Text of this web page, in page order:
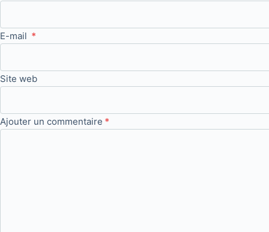
E-mail *
Site web
Ajouter un commentaire *